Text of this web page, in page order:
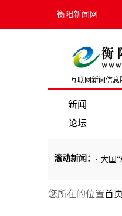
衡阳新闻网
互联网新闻信
新闻
论坛
滚动新闻 ： · 大国
您所在的位置首页